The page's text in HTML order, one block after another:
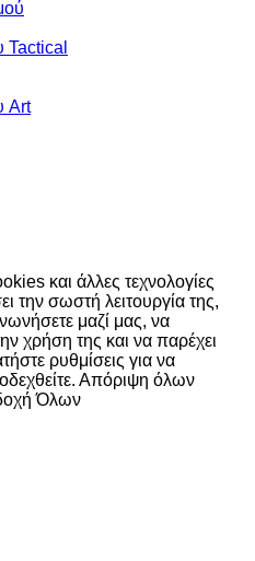
Tactical
Art
και άλλες τεχνολογίες
την σωστή λειτουργία της,
μαζί μας, να
χρήση της και να παρέχει
ρυθμίσεις για να
Απόριψη όλων
Όλων